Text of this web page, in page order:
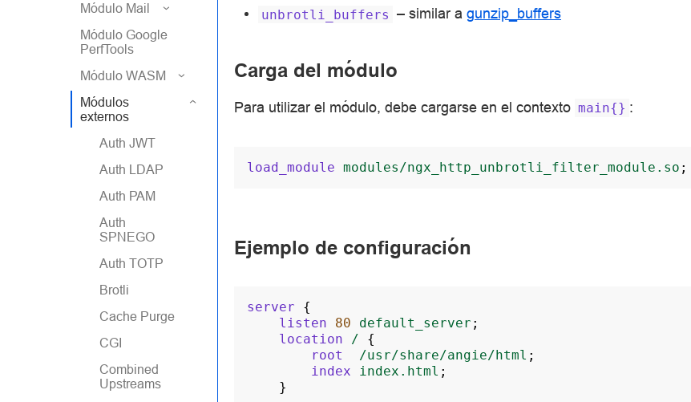
Módulo Mail
Módulo Google
PerfTools
Módulo WASM
Módulos
externos
Auth JWT
Auth LDAP
Auth PAM
Auth
SPNEGO
Auth TOTP
Brotli
Cache Purge
CGI
Combined
Upstreams
unbrotli_buffers – similar a gunzip_buffers
Carga del módulo
Para utilizar el módulo, debe cargarse en el contexto main{} :
load_module modules/ngx_http_unbrotli_filter_module.so ;
Ejemplo de configuración
server
{
listen
80 default_server ;
location
/
{
root
/usr/share/angie/html ;
index
index.html ;
}